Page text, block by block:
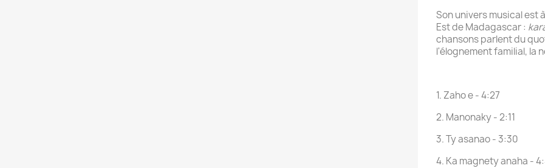
Son univers musical est
Est de Madagascar :
chansons parlent du
l'élognement familial, la
1. Zaho e - 4:27
2. Manonaky - 2:11
3. Ty asanao - 3:30
4. Ka magnety anaha -